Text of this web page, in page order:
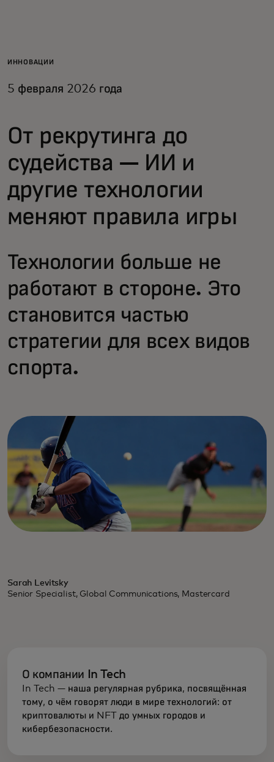
Для бизнеса
Для новаторов
Новости и тренды
ИННОВАЦИИ
5 февраля 2026 года
От рекрутинга до
судейства — ИИ и
другие технологии
меняют правила игры
Технологии больше не
работают в стороне. Это
становится частью
стратегии для всех видов
спорта.
Sarah Levitsky
Senior Specialist, Global Communications, Mastercard
О компании In Tech
In Tech — наша регулярная рубрика, посвящённая
тому, о чём говорят люди в мире технологий: от
криптовалюты и NFT до умных городов и
кибербезопасности.